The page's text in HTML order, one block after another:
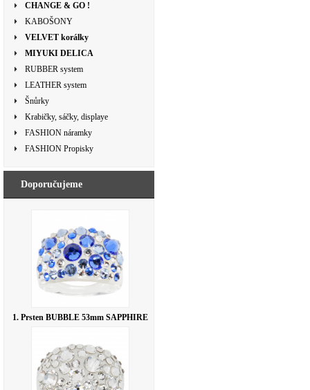
CHANGE & GO !
KABOŠONY
VELVET korálky
MIYUKI DELICA
RUBBER system
LEATHER system
Šnůrky
Krabičky, sáčky, displaye
FASHION náramky
FASHION Propisky
Doporučujeme
1. Prsten BUBBLE 53mm SAPPHIRE